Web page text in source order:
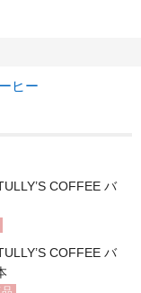
ヒー
COFFEE バ
COFFEE バ